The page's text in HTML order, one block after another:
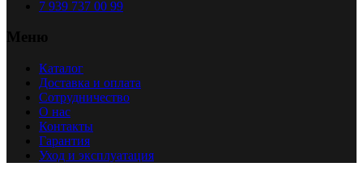
7 939 737 00 99
Меню
Каталог
Доставка и оплата
Сотрудничество
О нас
Контакты
Гарантия
Уход и эксплуатация